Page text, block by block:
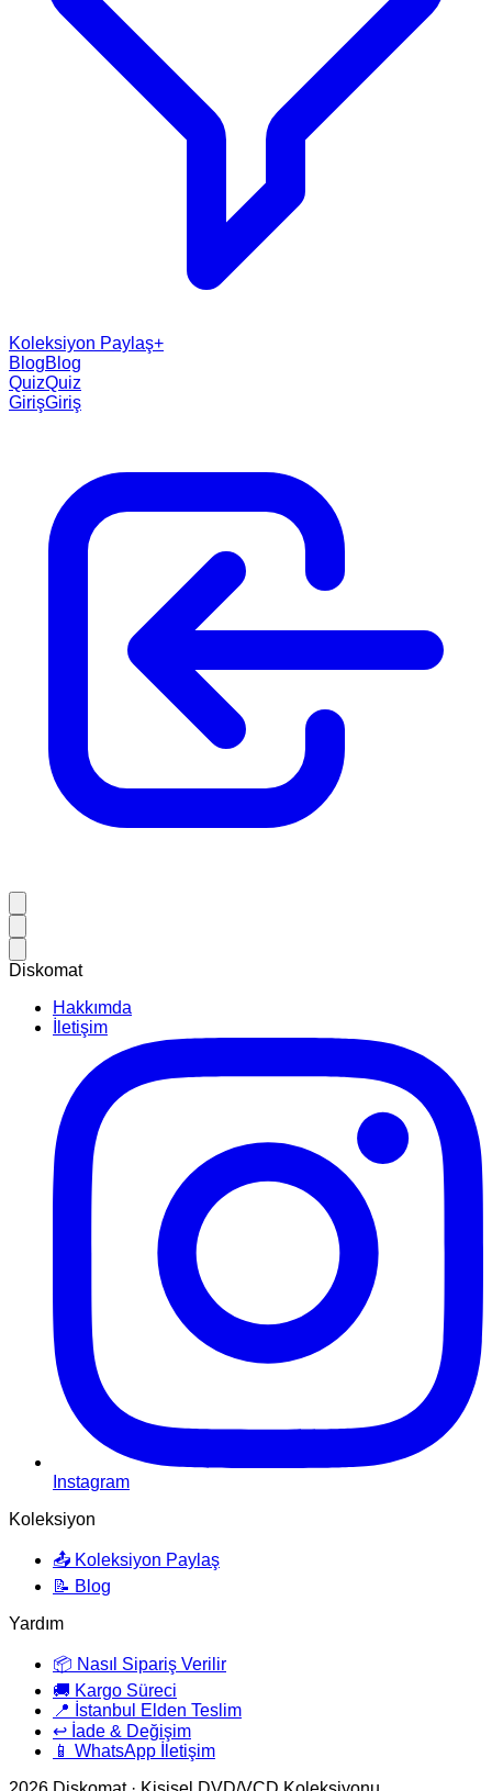
Koleksiyon Paylaş+
BlogBlog
QuizQuiz
GirişGiriş
Diskomat
Hakkımda
İletişim
Instagram
Koleksiyon
📤 Koleksiyon Paylaş
📝 Blog
Yardım
📦 Nasıl Sipariş Verilir
🚚 Kargo Süreci
📍 İstanbul Elden Teslim
↩️ İade & Değişim
📱 WhatsApp İletişim